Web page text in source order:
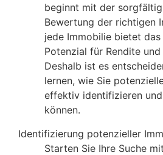
beginnt mit der
Bewertung der richtigen
jede Immobilie bietet
Potenzial für Rendite
Deshalb ist es
lernen, wie Sie
effektiv identifizieren
können.
Identifizierung potenzieller
Starten Sie Ihre Suche